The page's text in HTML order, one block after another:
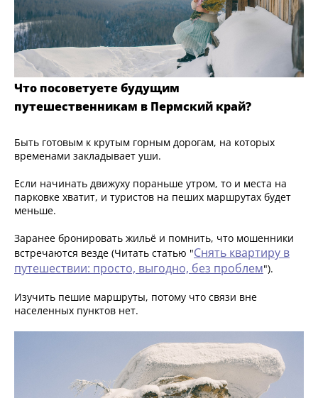
Что посоветуете будущим
путешественникам в Пермский край?
Быть готовым к крутым горным дорогам, на которых
временами закладывает уши.
Если начинать движуху пораньше утром, то и места на
парковке хватит, и туристов на пеших маршрутах будет
меньше.
Заранее бронировать жильё и помнить, что мошенники
встречаются везде (Читать статью "Снять квартиру в
путешествии: просто, выгодно, без проблем").
Изучить пешие маршруты, потому что связи вне
населенных пунктов нет.